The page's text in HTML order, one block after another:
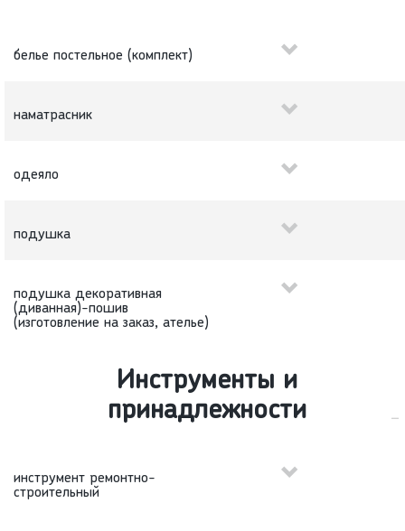
белье постельное (комплект)
наматрасник
одеяло
подушка
подушка декоративная
(диванная)-пошив
(изготовление на заказ, ателье)
Инструменты и
принадлежности
инструмент ремонтно-
строительный